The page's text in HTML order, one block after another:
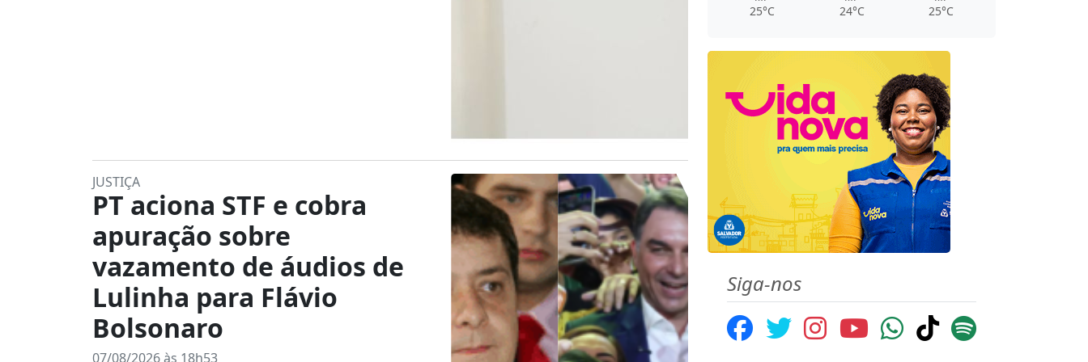
JUSTIÇA
PT aciona STF e cobra
apuração sobre
vazamento de áudios de
Lulinha para Flávio
Bolsonaro
07/08/2026 às 18h53
25°C 24°C 25°C
Siga-nos